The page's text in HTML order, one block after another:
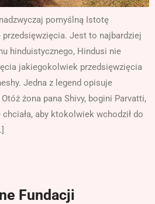
pomyślną Istotę
Jest to najbardziej
hinduistycznego, Hindusi nie
jakiegokolwiek przedsięwzięcia
Jedna z legend opisuje
żona pana Shivy, bogini Parvatti,
aby ktokolwiek wchodził do
Fundacji